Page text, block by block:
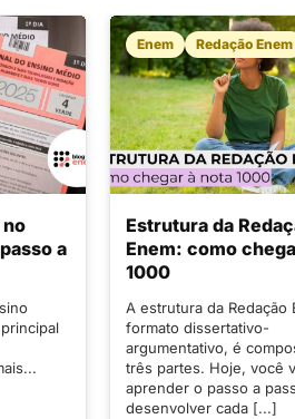
a
Enem Redação Enem
Estrutura da
Enem: como
1000
A estrutura da Redação
formato dissertativo-
argumentativo, é
três partes. Hoje, você
aprender o passo a
desenvolver cada [...]